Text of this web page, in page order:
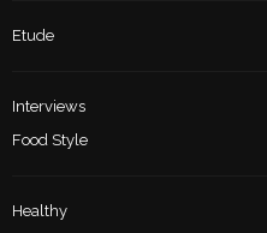
Etude
Interviews
Food Style
Healthy